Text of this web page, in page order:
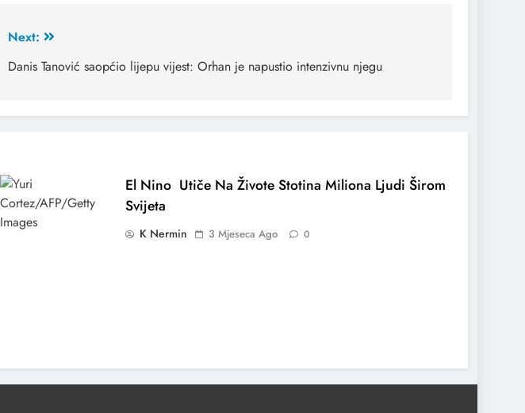
Next:
Danis Tanović saopćio lijepu vijest: Orhan je napustio intenzivnu njegu
El Nino Utiče Na Živote Stotina Miliona Ljudi Širom
Svijeta
K Nermin 3 Mjeseca Ago 0